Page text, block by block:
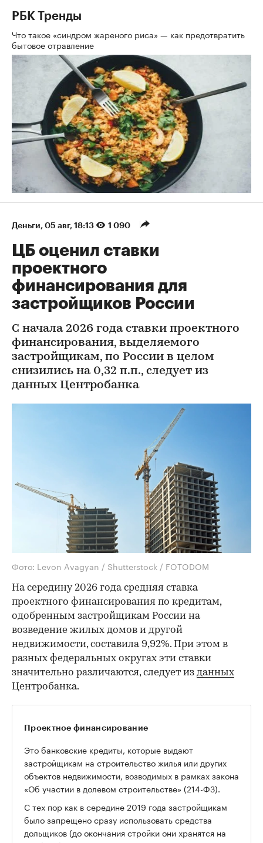
РБК Тренды
Что такое «синдром жареного риса» — как предотвратить
бытовое отравление
Деньги 05 авг, 18:13 1 090
ЦБ оценил ставки
проектного
финансирования для
застройщиков России
С начала 2026 года ставки проектного
финансирования, выделяемого
застройщикам, по России в целом
снизились на 0,32 п.п., следует из
данных Центробанка
Фото: Levon Avagyan / Shutterstock / FOTODOM
На середину 2026 года средняя ставка
проектного финансирования по кредитам,
одобренным застройщикам России на
возведение жилых домов и другой
недвижимости, составила 9,92%. При этом в
разных федеральных округах эти ставки
значительно различаются, следует из данных
Центробанка.
Проектное финансирование
Это банковские кредиты, которые выдают
застройщикам на строительство жилья или других
объектов недвижимости, возводимых в рамках закона
«Об участии в долевом строительстве» (214-ФЗ).
С тех пор как в середине 2019 года застройщикам
было запрещено сразу использовать средства
дольщиков (до окончания стройки они хранятся на